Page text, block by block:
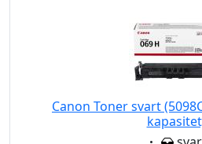
Canon Toner svart